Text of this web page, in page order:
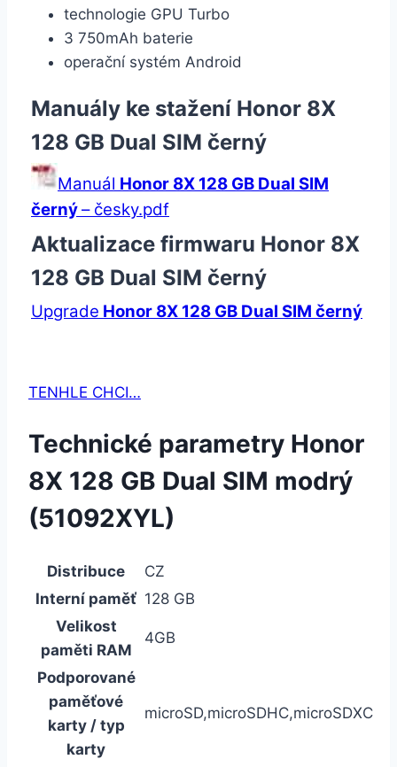
technologie GPU Turbo
3 750mAh baterie
operační systém Android
Manuály ke stažení Honor 8X
128 GB Dual SIM černý
Manuál Honor 8X 128 GB Dual SIM
černý– česky.pdf
Aktualizace firmwaru Honor 8X
128 GB Dual SIM černý
Upgrade Honor 8X 128 GB Dual SIM černý
TENHLE CHCI…
Technické parametry Honor
8X 128 GB Dual SIM modrý
(51092XYL)
Distribuce
CZ
Interní paměť 128 GB
Velikost
paměti RAM
4GB
Podporované
paměťové
karty / typ
karty
microSD,microSDHC,microSDXC